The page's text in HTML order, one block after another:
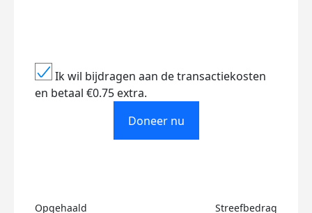
Ik wil bijdragen aan de transactiekosten
en betaal €0.75 extra.
Doneer nu
Opgehaald Streefbedrag